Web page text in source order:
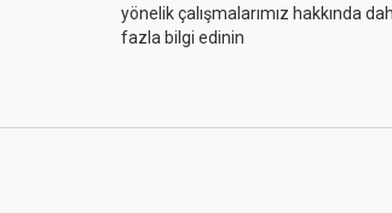
yönelik çalışmalarımız hakkında
fazla bilgi edinin